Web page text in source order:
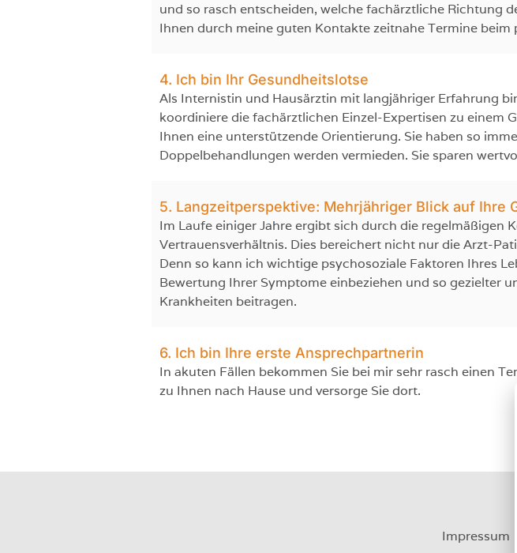
und so rasch entscheiden, welche fachärztliche Richtung
Ihnen durch meine guten Kontakte zeitnahe Termine beim
4. Ich bin Ihr Gesundheitslotse
Als Internistin und Hausärztin mit langjähriger Erfahrung
koordiniere die fachärztlichen Einzel-Expertisen zu einem
Ihnen eine unterstützende Orientierung. Sie haben so
Doppelbehandlungen werden vermieden. Sie sparen
5. Langzeitperspektive: Mehrjähriger Blick auf Ihre
Im Laufe einiger Jahre ergibt sich durch die regelmäßigen
Vertrauensverhältnis. Dies bereichert nicht nur die Arzt-
Denn so kann ich wichtige psychosoziale Faktoren Ihres
Bewertung Ihrer Symptome einbeziehen und so gezielter
Krankheiten beitragen.
6. Ich bin Ihre erste Ansprechpartnerin
In akuten Fällen bekommen Sie bei mir sehr rasch einen
zu Ihnen nach Hause und versorge Sie dort.
Impressum